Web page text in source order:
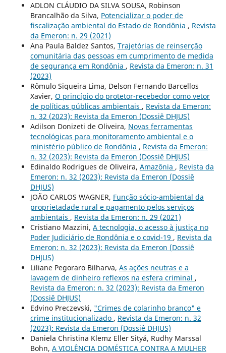
ADLON CLÁUDIO DA SILVA SOUSA, Robinson
Brancalhão da Silva, Potencializar o poder de
fiscalização ambiental do Estado de Rondônia , Revista
da Emeron: n. 29 (2021)
Ana Paula Baldez Santos, Trajetórias de reinserção
comunitária das pessoas em cumprimento de medida
de segurança em Rondônia , Revista da Emeron: n. 31
(2023)
Rômulo Siqueira Lima, Delson Fernando Barcellos
Xavier, O princípio do protetor-recebedor como vetor
de políticas públicas ambientais , Revista da Emeron:
n. 32 (2023): Revista da Emeron (Dossiê DHJUS)
Adilson Donizeti de Oliveira, Novas ferramentas
tecnológicas para monitoramento ambiental e o
ministério público de Rondônia , Revista da Emeron:
n. 32 (2023): Revista da Emeron (Dossiê DHJUS)
Edinaldo Rodrigues de Oliveira, Amazônia , Revista da
Emeron: n. 32 (2023): Revista da Emeron (Dossiê
DHJUS)
JOÃO CARLOS WAGNER, Função sócio-ambiental da
proprietadade rural e pagamento pelos serviços
ambientais , Revista da Emeron: n. 29 (2021)
Cristiano Mazzini, A tecnologia, o acesso à justiça no
Poder Judiciário de Rondônia e o covid-19 , Revista da
Emeron: n. 32 (2023): Revista da Emeron (Dossiê
DHJUS)
Liliane Pegoraro Bilharva, As ações neutras e a
lavagem de dinheiro reflexos na esfera criminal ,
Revista da Emeron: n. 32 (2023): Revista da Emeron
(Dossiê DHJUS)
Edvino Preczevski, "Crimes de colarinho branco" e
crime institucionalizado , Revista da Emeron: n. 32
(2023): Revista da Emeron (Dossiê DHJUS)
Daniela Christina Klemz Eller Sityá, Rudhy Marssal
Bohn, A VIOLÊNCIA DOMÉSTICA CONTRA A MULHER